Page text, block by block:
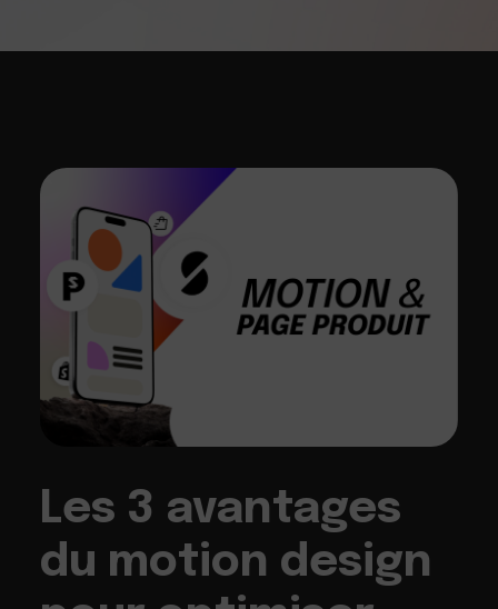
Les 3 avantages
du motion design